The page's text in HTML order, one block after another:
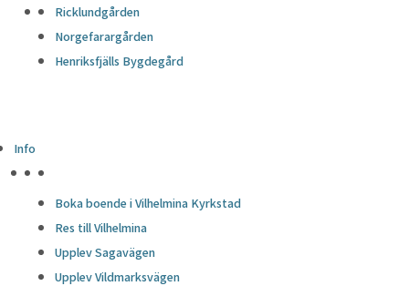
Ricklundgården
Norgefarargården
Henriksfjälls Bygdegård
Info
Boka boende i Vilhelmina Kyrkstad
Res till Vilhelmina
Upplev Sagavägen
Upplev Vildmarksvägen